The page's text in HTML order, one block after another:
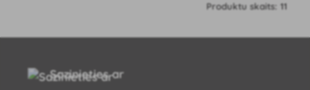
Produktu skaits: 11
Sazinieties ar